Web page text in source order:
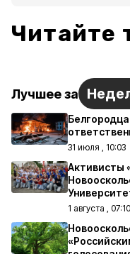
Читайте
Лучшее за
31 июля , 10:03
Активисты
1 августа , 07:10